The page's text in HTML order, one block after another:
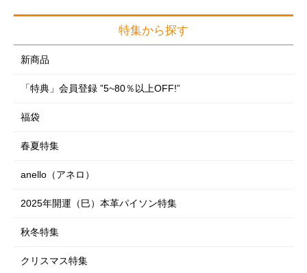
フォーマルグッズ
めがね・サングラス
時計
レイングッズ・日傘
ルームウェア
めがね・サングラス
時計
レイングッズ・日傘
ルームウェア
シューズ（室内・室外）
下着・肌着・ソックス
収納用品
季節商品
ガーデニング・DIY
防災・防犯用品
寝具類
ペットグッズ特集
車・自転車用品
仏壇・仏具・お墓
インテリア雑貨
フラワーアレンジ
のれん・カーテン
クッション・座布団・座椅子
ラグ・マット類
スマートフォングッズ
健康器具
制汗・デオドラント
ヘアケア・ヘアアレンジ
フェイスケア
ボディケア
フットケア
コスメ・メイク用品
ダイエット
エクササイズ・ストレッチ
アクセサリー
神棚
特集から探す
新商品
「特典」会員登録 ”5~80％以上OFF!”
福袋
春夏特集
anello（アネロ）
2025年開運（巳）本革パイソン特集
秋冬特集
クリスマス特集